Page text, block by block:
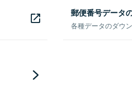
郵便番号データ
各種データのダウ